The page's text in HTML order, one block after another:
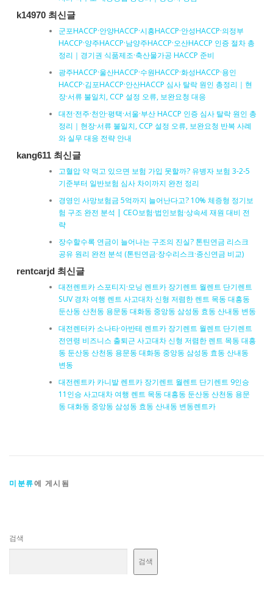
k14970 최신글
군포HACCP·안양HACCP·시흥HACCP·안성HACCP·의정부
HACCP·양주HACCP·남양주HACCP·오산HACCP 인증 절차 총
정리｜경기권 식품제조·축산물가공 HACCP 준비
광주HACCP·울산HACCP·수원HACCP·화성HACCP·용인
HACCP·김포HACCP·안산HACCP 심사 탈락 원인 총정리｜현
장·서류 불일치, CCP 설정 오류, 보완요청 대응
대전·전주·천안·평택·서울·부산 HACCP 인증 심사 탈락 원인 총
정리｜현장·서류 불일치, CCP 설정 오류, 보완요청 반복 사례
와 실무 대응 전략 안내
kang611 최신글
고혈압 약 먹고 있으면 보험 가입 못할까? 유병자 보험 3-2-5
기준부터 일반보험 심사 차이까지 완전 정리
경영인 사망보험금 5억까지 늘어난다고? 10% 체증형 정기보
험 구조 완전 분석 | CEO보험·법인보험·상속세 재원 대비 전
략
장수할수록 연금이 늘어나는 구조의 진실? 톤틴연금 리스크
공유 원리 완전 분석 (톤틴연금·장수리스크·종신연금 비교)
rentcarjd 최신글
대전렌트카 스포티지·모닝 렌트카 장기렌트 월렌트 단기렌트
SUV 경차 여행 렌트 사고대차 신형 저렴한 렌트 목동 대흥동
둔산동 산천동 용문동 대화동 중앙동 삼성동 효동 산내동 변동
대전렌터카 소나타·아반테 렌트카 장기렌트 월렌트 단기렌트
전연령 비즈니스 출퇴근 사고대차 신형 저렴한 렌트 목동 대흥
동 둔산동 산천동 용문동 대화동 중앙동 삼성동 효동 산내동
변동
대전렌트카 카니발 렌트카 장기렌트 월렌트 단기렌트 9인승
11인승 사고대차 여행 렌트 목동 대흥동 둔산동 산천동 용문
동 대화동 중앙동 삼성동 효동 산내동 변동렌트카
미분류에 게시됨
검색
검색